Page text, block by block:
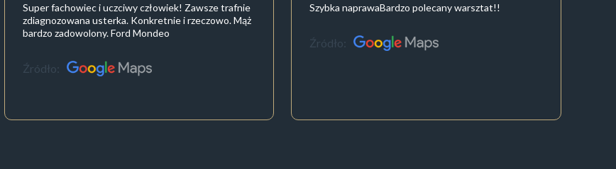
Super fachowiec i uczciwy człowiek! Zawsze trafnie
zdiagnozowana usterka. Konkretnie i rzeczowo. Mąż
bardzo zadowolony. Ford Mondeo
Źródło:
Szybka naprawaBardzo polecany warsztat!!
Źródło: